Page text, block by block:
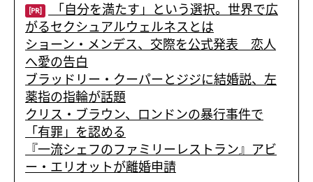
[PR]
「自分を満たす」という選択。世界で広
がるセクシュアルウェルネスとは
ショーン・メンデス、交際を公式発表 恋人
へ愛の告白
ブラッドリー・クーパーとジジに結婚説、左
薬指の指輪が話題
クリス・ブラウン、ロンドンの暴行事件で
「有罪」を認める
『一流シェフのファミリーレストラン』アビ
ー・エリオットが離婚申請